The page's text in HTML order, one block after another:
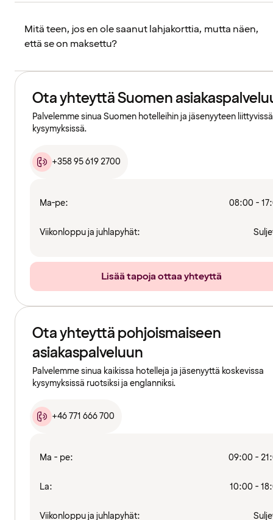
Mitä teen, jos en ole saanut lahjakorttia, mutta näen,
että se on maksettu?
Ota yhteyttä Suomen
Palvelemme sinua Suomen hotelleihin ja jäsenyyteen liittyvissä
kysymyksissä.
+358 95 619 2700
Ma-pe: 08:00 -
Viikonloppu ja juhlapyhät:
Lisää tapoja ottaa yhteyttä
Ota yhteyttä pohjoismaiseen
asiakaspalveluun
Palvelemme sinua kaikissa hotelleja ja jäsenyyttä koskevissa
kysymyksissä ruotsiksi ja englanniksi.
+46 771 666 700
Ma - pe: 09:00 -
La: 10:00 -
Viikonloppu ja juhlapyhät: